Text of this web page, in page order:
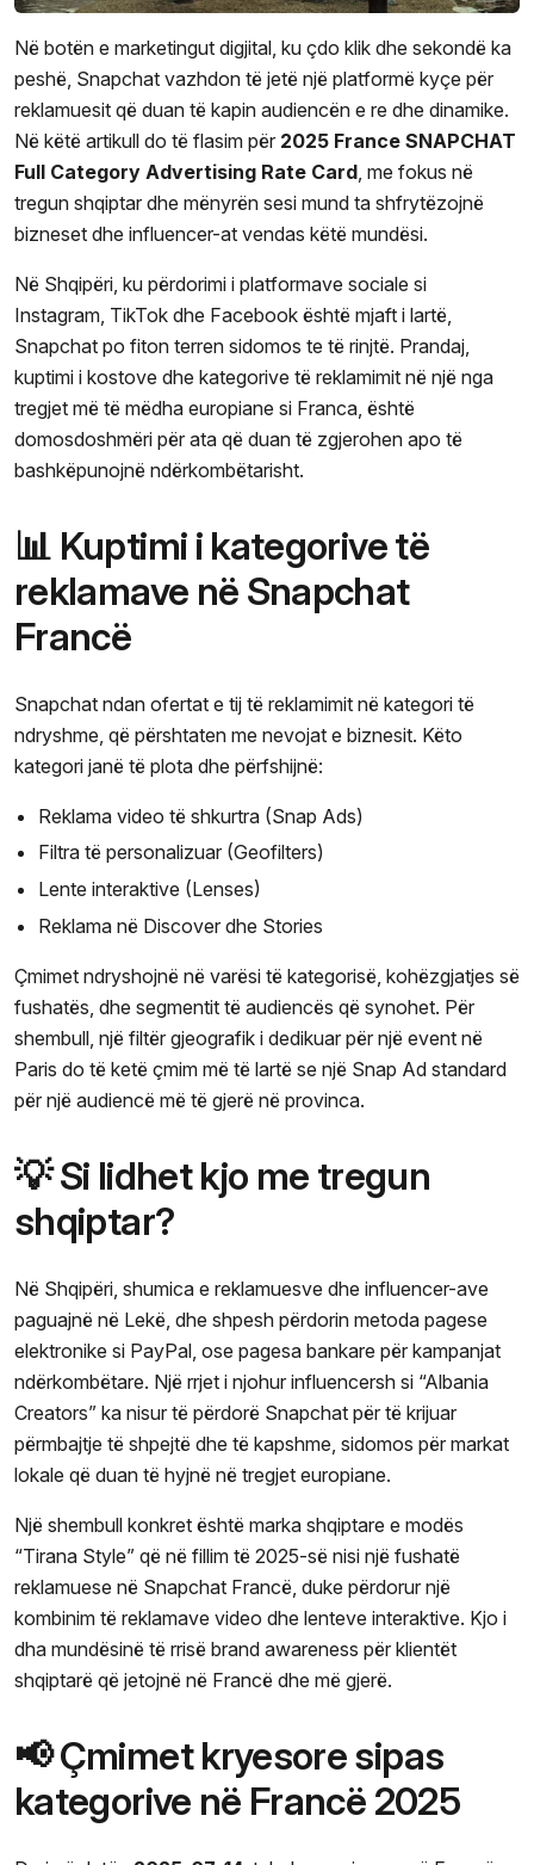
Në botën e marketingut digjital, ku çdo klik dhe sekondë ka
peshë, Snapchat vazhdon të jetë një platformë kyçe për
reklamuesit që duan të kapin audiencën e re dhe dinamike.
Në këtë artikull do të flasim për 2025 France SNAPCHAT
Full Category Advertising Rate Card , me fokus në
tregun shqiptar dhe mënyrën sesi mund ta shfrytëzojnë
bizneset dhe influencer-at vendas këtë mundësi.
Në Shqipëri, ku përdorimi i platformave sociale si
Instagram, TikTok dhe Facebook është mjaft i lartë,
Snapchat po fiton terren sidomos te të rinjtë. Prandaj,
kuptimi i kostove dhe kategorive të reklamimit në një nga
tregjet më të mëdha europiane si Franca, është
domosdoshmëri për ata që duan të zgjerohen apo të
bashkëpunojnë ndërkombëtarisht.
📊 Kuptimi i kategorive të
reklamave në Snapchat
Francë
Snapchat ndan ofertat e tij të reklamimit në kategori të
ndryshme, që përshtaten me nevojat e biznesit. Këto
kategori janë të plota dhe përfshijnë:
Reklama video të shkurtra (Snap Ads)
Filtra të personalizuar (Geofilters)
Lente interaktive (Lenses)
Reklama në Discover dhe Stories
Çmimet ndryshojnë në varësi të kategorisë, kohëzgjatjes së
fushatës, dhe segmentit të audiencës që synohet. Për
shembull, një filtër gjeografik i dedikuar për një event në
Paris do të ketë çmim më të lartë se një Snap Ad standard
për një audiencë më të gjerë në provinca.
💡 Si lidhet kjo me tregun
shqiptar?
Në Shqipëri, shumica e reklamuesve dhe influencer-ave
paguajnë në Lekë, dhe shpesh përdorin metoda pagese
elektronike si PayPal, ose pagesa bankare për kampanjat
ndërkombëtare. Një rrjet i njohur influencersh si “Albania
Creators” ka nisur të përdorë Snapchat për të krijuar
përmbajtje të shpejtë dhe të kapshme, sidomos për markat
lokale që duan të hyjnë në tregjet europiane.
Një shembull konkret është marka shqiptare e modës
“Tirana Style” që në fillim të 2025-së nisi një fushatë
reklamuese në Snapchat Francë, duke përdorur një
kombinim të reklamave video dhe lenteve interaktive. Kjo i
dha mundësinë të rrisë brand awareness për klientët
shqiptarë që jetojnë në Francë dhe më gjerë.
📢 Çmimet kryesore sipas
kategorive në Francë 2025